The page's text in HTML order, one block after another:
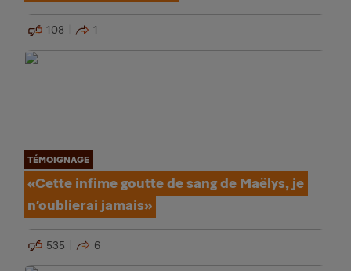
108 1
TÉMOIGNAGE
«Cette infime goutte de sang de Maëlys, je
n’oublierai jamais»
535 6